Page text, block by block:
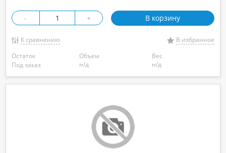
- + В корзину
К сравнению
В избранное
Остаток
Под заказ
Объем
н/д
Вес
н/д